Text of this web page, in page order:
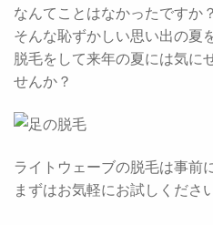
なんてことはなかったですか？
そんな恥ずかしい思い出の夏
脱毛をして来年の夏には気に
せんか？
ライトウェーブの脱毛は事前
まずはお気軽にお試しくださ